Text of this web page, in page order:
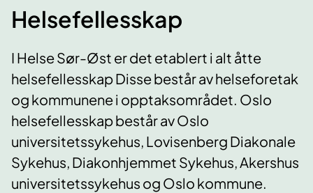
Helsefellesskap
I Helse Sør-Øst er det etablert i alt åtte
helsefellesskap Disse består av helseforetak
og kommunene i opptaksområdet. Oslo
helsefellesskap består av Oslo
universitetssykehus, Lovisenberg Diakonale
Sykehus, Diakonhjemmet Sykehus, Akershus
universitetssykehus og Oslo kommune.